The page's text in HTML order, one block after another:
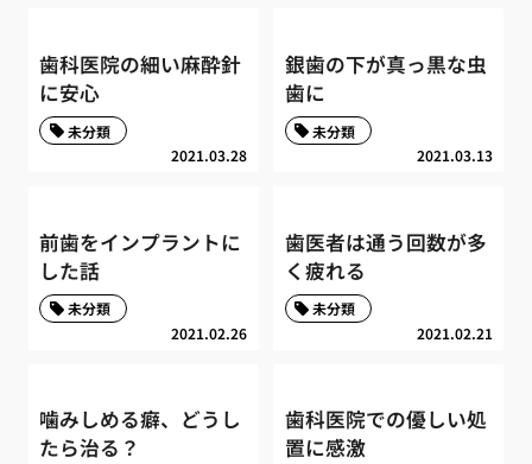
歯科医院の細い麻酔針
に安心
2021.03.28
未分類
銀歯の下が真っ黒な虫
歯に
2021.03.13
未分類
前歯をインプラントに
した話
2021.02.26
未分類
歯医者は通う回数が多
く疲れる
2021.02.21
未分類
噛みしめる癖、どうし
たら治る？
歯科医院での優しい処
置に感激